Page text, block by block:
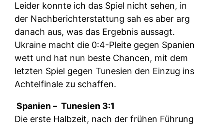
Leider konnte ich das Spiel nicht sehen, in
der Nachberichterstattung sah es aber arg
danach aus, was das Ergebnis aussagt.
Ukraine macht die 0:4-Pleite gegen Spanien
wett und hat nun beste Chancen, mit dem
letzten Spiel gegen Tunesien den Einzug ins
Achtelfinale zu schaffen.
Spanien – Tunesien 3:1
Die erste Halbzeit, nach der frühen Führung